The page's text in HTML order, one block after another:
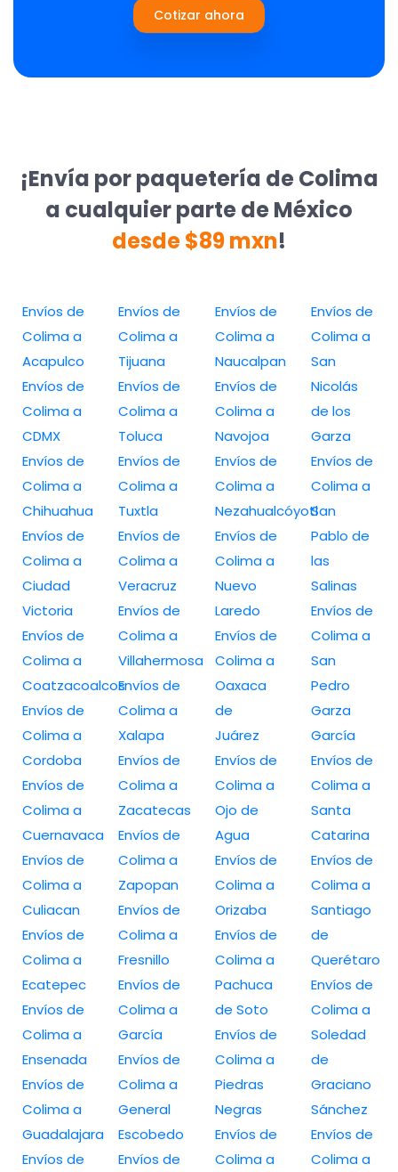
Cotizar ahora
¡Envía por paquetería de Colima
a cualquier parte de México
desde $89 mxn!
Envíos de
Colima a
Acapulco
Envíos de
Colima a
CDMX
Envíos de
Colima a
Chihuahua
Envíos de
Colima a
Ciudad
Victoria
Envíos de
Colima a
Coatzacoalcos
Envíos de
Colima a
Cordoba
Envíos de
Colima a
Cuernavaca
Envíos de
Colima a
Culiacan
Envíos de
Colima a
Ecatepec
Envíos de
Colima a
Ensenada
Envíos de
Colima a
Guadalajara
Envíos de
Envíos de
Colima a
Tijuana
Envíos de
Colima a
Toluca
Envíos de
Colima a
Tuxtla
Envíos de
Colima a
Veracruz
Envíos de
Colima a
Villahermosa
Envíos de
Colima a
Xalapa
Envíos de
Colima a
Zacatecas
Envíos de
Colima a
Zapopan
Envíos de
Colima a
Fresnillo
Envíos de
Colima a
García
Envíos de
Colima a
General
Escobedo
Envíos de
Envíos de
Colima a
Naucalpan
Envíos de
Colima a
Navojoa
Envíos de
Colima a
Nezahualcóyotl
Envíos de
Colima a
Nuevo
Laredo
Envíos de
Colima a
Oaxaca
de
Juárez
Envíos de
Colima a
Ojo de
Agua
Envíos de
Colima a
Orizaba
Envíos de
Colima a
Pachuca
de Soto
Envíos de
Colima a
Piedras
Negras
Envíos de
Colima a
Envíos de
Colima a
San
Nicolás
de los
Garza
Envíos de
Colima a
San
Pablo de
las
Salinas
Envíos de
Colima a
San
Pedro
Garza
García
Envíos de
Colima a
Santa
Catarina
Envíos de
Colima a
Santiago
de
Querétaro
Envíos de
Colima a
Soledad
de
Graciano
Sánchez
Envíos de
Colima a